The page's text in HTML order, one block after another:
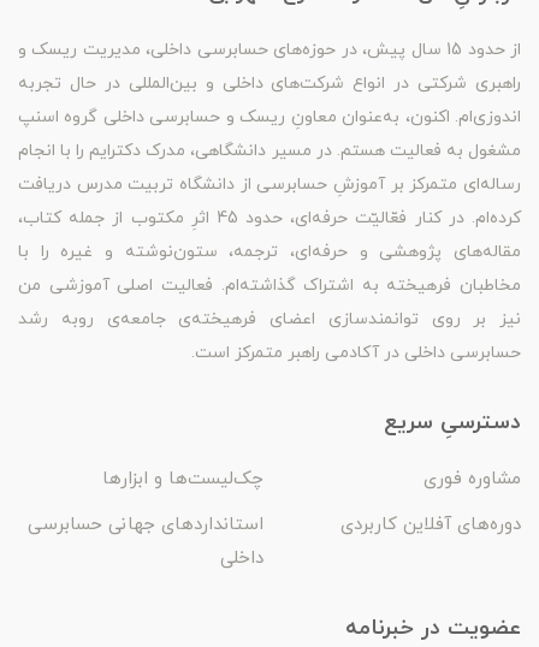
از حدود 15 سال پیش، در حوزه‌های حسابرسی داخلی، مدیریت ریسک و
راهبری شرکتی در انواع شرکت‌های داخلی و بین‌المللی در حال تجربه
اندوزی‌ام. اکنون، به‌عنوان معاونِ ریسک و حسابرسی داخلی گروه اسنپ
مشغول به فعالیت هستم. در مسیر دانشگاهی، مدرک دکترایم را با انجام
رساله‌ای متمرکز بر آموزشِ حسابرسی از دانشگاه تربیت مدرس دریافت
کرده‌ام. در کنار فعّالیّت حرفه‌ای، حدود 45 اثرِ مکتوب از جمله کتاب،
مقاله‌های پژوهشی و حرفه‌ای، ترجمه، ستون‌نوشته و غیره را با
مخاطبان فرهیخته به اشتراک گذاشته‌ام. فعالیت اصلی آموزشی من
نیز بر روی توانمندسازی اعضای فرهیخته‌ی جامعه‌ی روبه رشد
حسابرسی داخلی در آکادمی راهبر متمرکز است.
دسترسیِ سریع
مشاوره فوری
چک‌لیست‌ها و ابزارها
دوره‌های آفلاین کاربردی
استانداردهای جهانی حسابرسی
داخلی
عضویت در خبرنامه